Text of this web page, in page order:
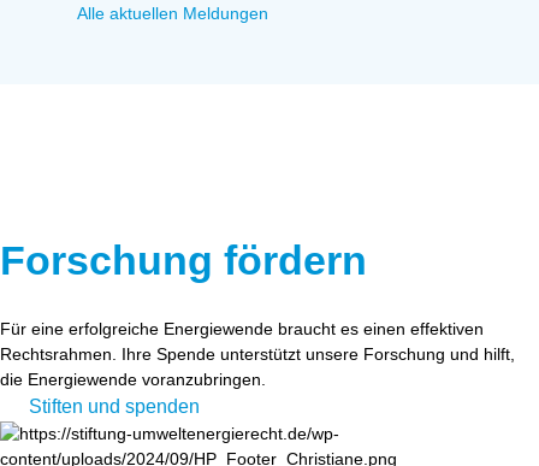
Alle aktuellen Meldungen
Forschung fördern
Für eine erfolgreiche Energiewende braucht es einen effektiven
Rechtsrahmen. Ihre Spende unterstützt unsere Forschung und hilft,
die Energiewende voranzubringen.
Stiften und spenden